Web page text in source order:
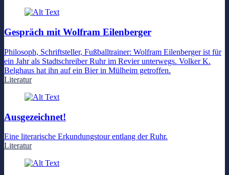
Gespräch mit Wolfram Eilenberger
Philosoph, Schriftsteller, Fußballtrainer: Wolfram Eilenberger ist für
ein Jahr als Stadtschreiber Ruhr im Revier unterwegs. Volker K.
Belghaus hat ihn auf ein Bier in Mülheim getroffen.
Literatur
Ausgezeichnet!
Eine literarische Erkundungstour entlang der Ruhr.
Literatur